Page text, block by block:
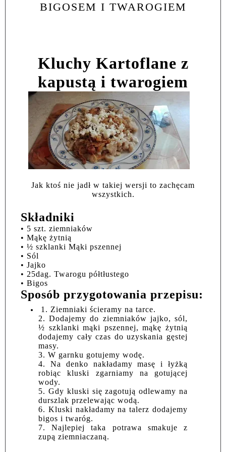
BIGOSEM I TWAROGIEM
Kluchy Kartoflane z
kapustą i twarogiem
Jak ktoś nie jadł w takiej wersji to zachęcam
wszystkich.
Składniki
• 5 szt. ziemniaków
• Mąkę żytnią
• ½ szklanki Mąki pszennej
• Sól
• Jajko
• 25dag. Twarogu półtłustego
• Bigos
Sposób przygotowania przepisu:
1. Ziemniaki ścieramy na tarce.
2. Dodajemy do ziemniaków jajko, sól,
½ szklanki mąki pszennej, mąkę żytnią
dodajemy cały czas do uzyskania gęstej
masy.
3. W garnku gotujemy wodę.
4. Na denko nakładamy masę i łyżką
robiąc kluski zgarniamy na gotującej
wody.
5. Gdy kluski się zagotują odlewamy na
durszlak przelewając wodą.
6. Kluski nakładamy na talerz dodajemy
bigos i twaróg.
7. Najlepiej taka potrawa smakuje z
zupą ziemniaczaną.